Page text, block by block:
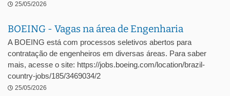
25/05/2026
BOEING - Vagas na área de Engenharia
A BOEING está com processos seletivos abertos para
contratação de engenheiros em diversas áreas. Para saber
mais, acesse o site: https://jobs.boeing.com/location/brazil-
country-jobs/185/3469034/2
25/05/2026